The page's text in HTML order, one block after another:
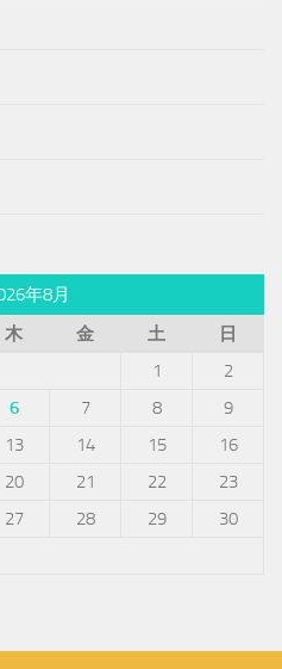
年8月
木 金 土
日
1
2
6 7 8
9
13 14 15
16
20 21 22
23
27 28 29
30